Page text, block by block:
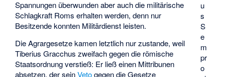
u
s
S
e
m
pr
o
Spannungen überwunden aber auch die militärische
Schlagkraft Roms erhalten werden, denn nur
Besitzende konnten Militärdienst leisten.
Die Agrargesetze kamen letztlich nur zustande, weil
Tiberius Gracchus zweifach gegen die römische
Staatsordnung verstieß: Er ließ einen Mittribunen
absetzen, der seinVetogegen die Gesetze